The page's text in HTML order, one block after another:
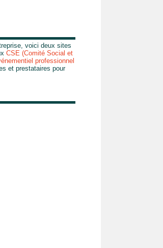
voici deux sites
CSE (Comité Social et
professionnel
et prestataires pour